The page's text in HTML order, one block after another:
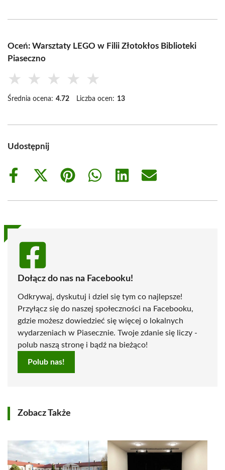
Oceń: Warsztaty LEGO w Filii Złotokłos Biblioteki
Piaseczno
★ ★ ★ ★ ★
Średnia ocena: 4.72 Liczba ocen: 13
Udostępnij
Share
Share
(Twitter)
Share
Share
Share
Share
Dołącz do nas na Facebooku!
Odkrywaj, dyskutuj i dziel się tym co najlepsze!
Przyłącz się do naszej społeczności na Facebooku,
gdzie możesz dowiedzieć się więcej o lokalnych
wydarzeniach w Piasecznie. Twoje zdanie się liczy -
polub naszą stronę i bądź na bieżąco!
Polub nas!
Zobacz Także